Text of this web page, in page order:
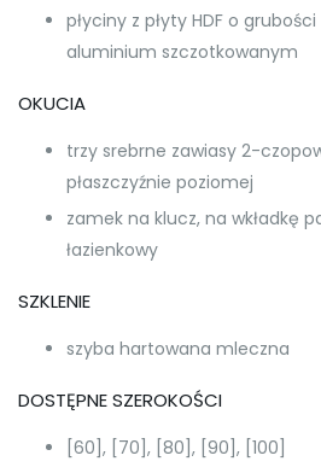
płyciny z płyty HDF o
aluminium szczotkowanym
OKUCIA
trzy srebrne zawiasy 2-
płaszczyźnie poziomej
zamek na klucz, na wkładkę
łazienkowy
SZKLENIE
szyba hartowana mleczna
DOSTĘPNE SZEROKOŚCI
[60], [70], [80], [90], [100]